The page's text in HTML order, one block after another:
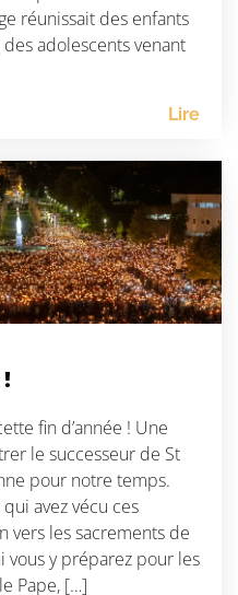
réunissait des enfants
adolescents venant
Lire
fin d’année ! Une
le successeur de St
pour notre temps.
avez vécu ces
vers les sacrements de
vous y préparez pour les
Pape, […]